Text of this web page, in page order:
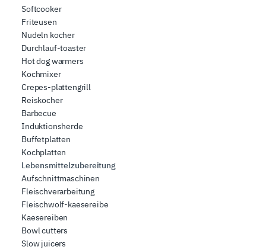
Softcooker
Friteusen
Nudeln kocher
Durchlauf-toaster
Hot dog warmers
Kochmixer
Crepes-plattengrill
Reiskocher
Barbecue
Induktionsherde
Buffetplatten
Kochplatten
Lebensmittelzubereitung
Aufschnittmaschinen
Fleischverarbeitung
Fleischwolf-kaesereibe
Kaesereiben
Bowl cutters
Slow juicers